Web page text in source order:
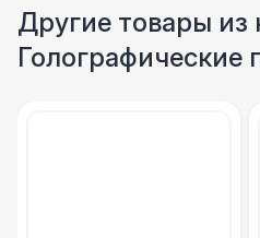
Другие товары из